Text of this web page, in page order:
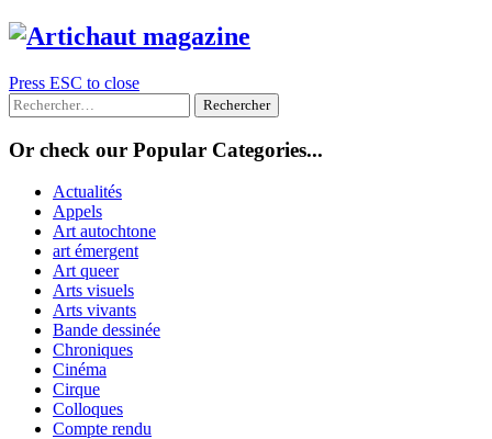
Press ESC to close
Rechercher :
Or check our Popular Categories...
Actualités
Appels
Art autochtone
art émergent
Art queer
Arts visuels
Arts vivants
Bande dessinée
Chroniques
Cinéma
Cirque
Colloques
Compte rendu